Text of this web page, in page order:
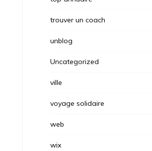
trouver un coach
unblog
Uncategorized
ville
voyage solidaire
web
wix